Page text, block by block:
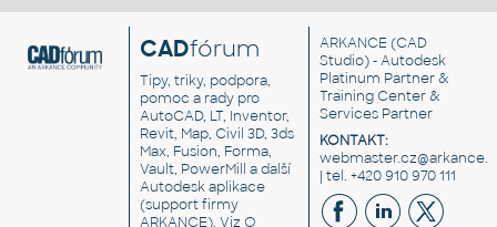
CADfórum
Tipy, triky, podpora,
pomoc a rady pro
AutoCAD, LT, Inventor,
Revit, Map, Civil 3D, 3ds
Max, Fusion, Forma,
Vault, PowerMill a další
Autodesk aplikace
(support firmy
ARKANCE). VizO
ARKANCE (CAD
Studio) - Autodesk
Platinum Partner &
Training Center &
Services Partner
KONTAKT:
| tel. +420 910 970 111